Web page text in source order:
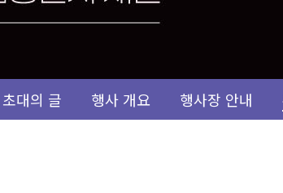
초대의 글 행사 개요 행사장 안내